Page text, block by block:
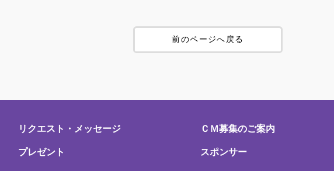
前のページへ戻る
リクエスト・メッセージ
プレゼント
ＣＭ募集のご案内
スポンサー